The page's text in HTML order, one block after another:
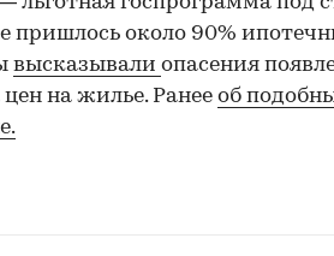
пришлось около 90%
высказывали опасения
на жилье. Ранее об